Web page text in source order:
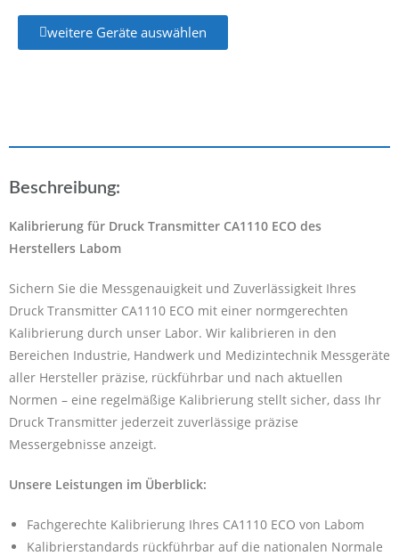
weitere Geräte auswählen
Beschreibung:
Kalibrierung für Druck Transmitter CA1110 ECO des
Herstellers Labom
Sichern Sie die Messgenauigkeit und Zuverlässigkeit Ihres
Druck Transmitter CA1110 ECO mit einer normgerechten
Kalibrierung durch unser Labor. Wir kalibrieren in den
Bereichen Industrie, Handwerk und Medizintechnik Messgeräte
aller Hersteller präzise, rückführbar und nach aktuellen
Normen – eine regelmäßige Kalibrierung stellt sicher, dass Ihr
Druck Transmitter jederzeit zuverlässige präzise
Messergebnisse anzeigt.
Unsere Leistungen im Überblick:
Fachgerechte Kalibrierung Ihres CA1110 ECO von Labom
Kalibrierstandards rückführbar auf die nationalen Normale